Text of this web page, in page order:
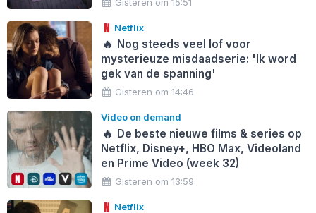
Netflix
🔥 Nog steeds veel lof voor
mysterieuze misdaadserie: 'Ik word
gek van de spanning'
Gisteren om 14:46
Video on demand
🔥 De beste nieuwe films & series op
Netflix, Disney+, HBO Max, Videoland
en Prime Video (week 32)
Gisteren om 13:59
Netflix